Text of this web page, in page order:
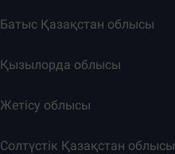
Батыс Қазақстан облысы
Қызылорда облысы
Жетісу облысы
Солтүстік Қазақстан облысы